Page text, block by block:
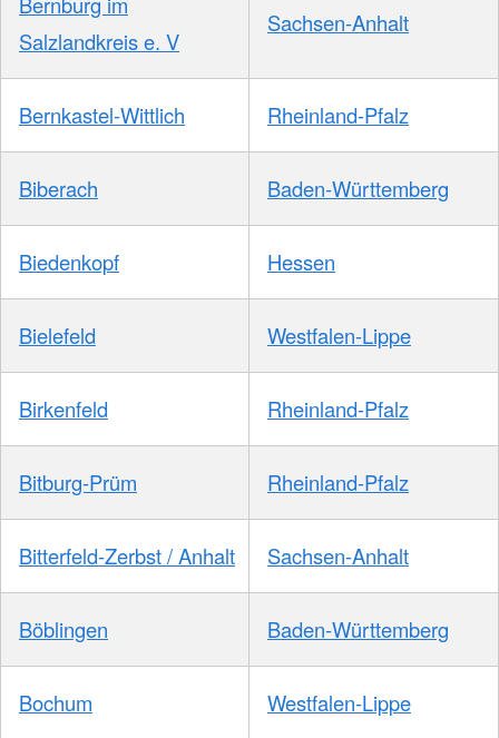
Salzlandkreis e. V
Sachsen-Anhalt
Bernkastel-Wittlich Rheinland-Pfalz
Biberach Baden-Württemberg
Biedenkopf Hessen
Bielefeld Westfalen-Lippe
Birkenfeld Rheinland-Pfalz
Bitburg-Prüm Rheinland-Pfalz
Bitterfeld-Zerbst / Anhalt Sachsen-Anhalt
Böblingen Baden-Württemberg
Bochum Westfalen-Lippe